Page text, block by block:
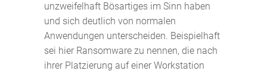
unzweifelhaft Bösartiges im Sinn haben
und sich deutlich von normalen
Anwendungen unterscheiden. Beispielhaft
sei hier Ransomware zu nennen, die nach
ihrer Platzierung auf einer Workstation